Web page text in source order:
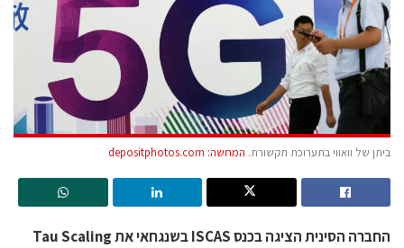
ביתן של וואווי בתערוכת תקשורת. המחשה: depositphotos.com
החברה הסינית הציגה בכנס ISCAS בשנגחאי את Tau Scaling